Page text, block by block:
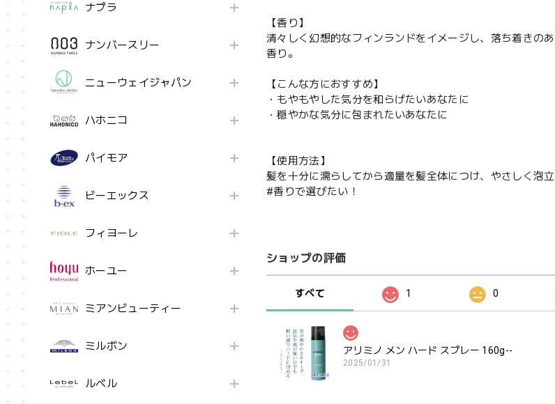
ナプラ
ナンバースリー
ニューウェイジャパン
ハホニコ
パイモア
ビーエックス
フィヨーレ
ホーユー
ミアンビューティー
ミルボン
ルベル
【香り】
清々しく幻想的なフィンランドをイメージし、落ち着きの
香り。
【こんな方におすすめ】
・もやもやした気分を和らげたいあなたに
・穏やかな気分に包まれたいあなたに
【使用方法】
髪を十分に濡らしてから適量を髪全体につけ、やさしく泡
#香りで選びたい！
ショップの評価
すべて 1 0
アリミノ メン ハード スプレー 160g--
2025/01/31